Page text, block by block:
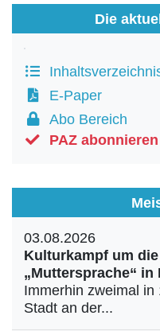
Die
E-Paper
Abo Bereich
PAZ abonnieren
03.08.2026
Kulturkampf um
„Muttersprache“ in
Immerhin zweimal
Stadt an der...